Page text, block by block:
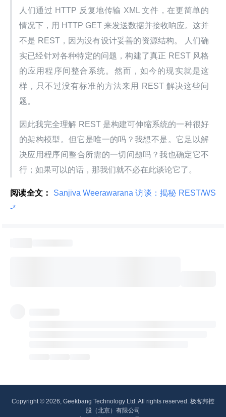
人们通过 HTTP 反复地传输 XML 文件，在更简单的
情况下，用 HTTP GET 来发送数据并接收响应。这并
不是 REST，因为没有设计妥善的资源结构。 人们确
实已经针对各种特定的问题，构建了真正 REST 风格
的应用程序间整合系统。然而，如今的现实就是这
样，只不过没有标准的方法来用 REST 解决这些问
题。
因此我完全理解 REST 是构建可伸缩系统的一种很好
的架构模型。但它是唯一的吗？我想不是。它足以解
决应用程序间整合所需的一切问题吗？我也确定它不
行；如果可以的话，那我们就不必在此谈论它了。
阅读全文：
Sanjiva Weerawarana 访谈：揭秘 REST/WS
-*
Copyright © 2026, Geekbang Technology Ltd. All rights reserved. 极客邦控
股（北京）有限公司